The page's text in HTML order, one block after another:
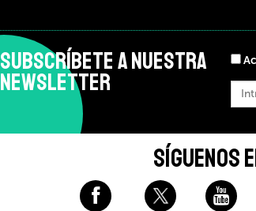
SUBSCRÍBETE A NUESTRA
NEWSLETTER
SÍGUENOS